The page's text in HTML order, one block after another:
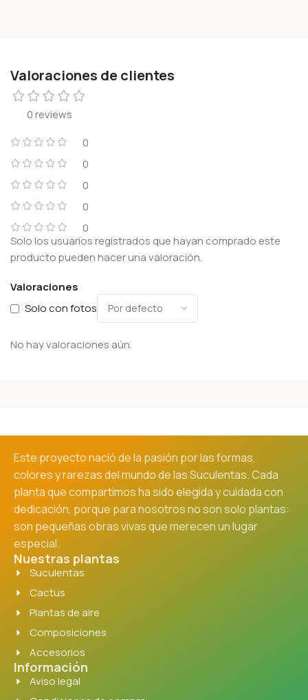
Valoraciones de clientes
0 reviews
0
0
0
0
0
Valoraciones
Solo con fotos
No hay valoraciones aún.
Solo los usuarios registrados que hayan comprado este
producto pueden hacer una valoración.
Este proyecto nació de la pasión por las formas,
colores y rarezas del mundo de las Suculentas. Cada
planta que compartimos ha sido elegida y cuidada con
dedicación, porque para nosotros no son solo plantas:
son pequeñas obras vivas que merecen un lugar
especial.
Nuestras plantas
Suculentas
Cactus
Plantas de aire
Composiciones
Accesorios
Información
Aviso legal